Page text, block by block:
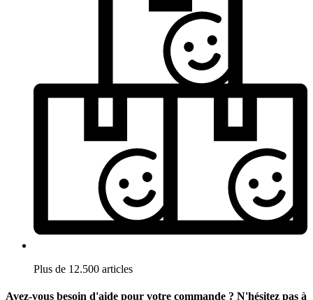
Plus de 12.500 articles
Avez-vous besoin d'aide pour votre commande ? N'hésitez pas à